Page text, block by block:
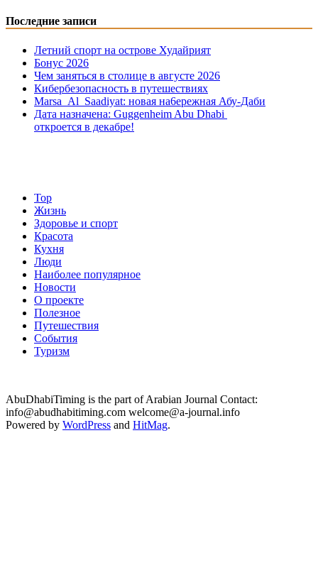
Последние записи
Летний спорт на острове Худайрият
Бонус 2026
Чем заняться в столице в августе 2026
Кибербезопасность в путешествиях
Marsa Al Saadiyat: новая на6ережная Абу-Даби
Дата назначена: Guggenheim Abu Dhabi
откроется в декабре!
Top
Жизнь
Здоровье и спорт
Красота
Кухня
Люди
Наиболее популярное
Новости
О проекте
Полезное
Путешествия
События
Туризм
AbuDhabiTiming is the part of Arabian Journal Contact:
info@abudhabitiming.com welcome@a-journal.info
Powered by WordPress and HitMag.